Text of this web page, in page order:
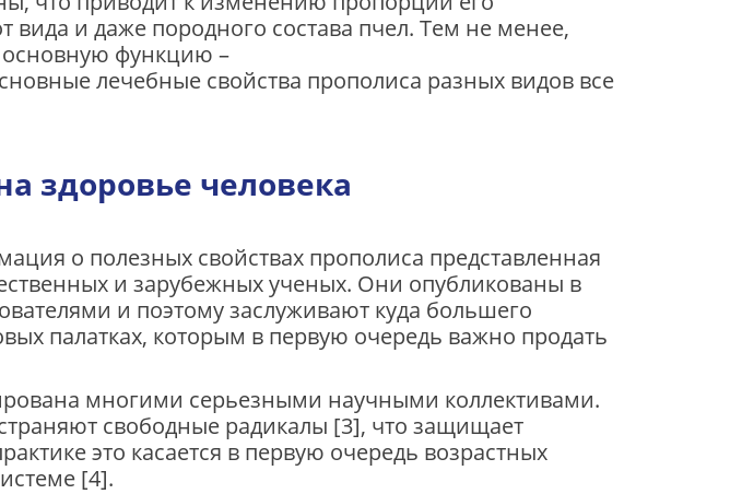
вида и даже породного состава пчел. Тем не менее,
функцию –
лечебные свойства прополиса разных видов все
здоровье человека
о полезных свойствах прополиса представленная
и зарубежных ученых. Они опубликованы в
и поэтому заслуживают куда большего
палатках, которым в первую очередь важно продать
многими серьезными научными коллективами.
свободные радикалы [3], что защищает
это касается в первую очередь возрастных
[4].